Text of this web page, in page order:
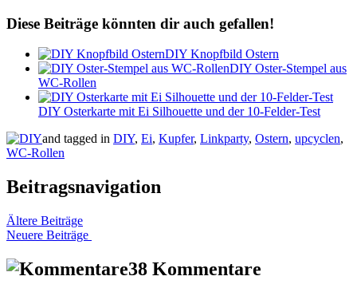
Diese Beiträge könnten dir auch gefallen!
DIY Knopfbild Ostern
DIY Oster-Stempel aus
WC-Rollen
DIY Osterkarte mit Ei Silhouette und der 10-Felder-Test
and tagged in DIY, Ei, Kupfer, Linkparty, Ostern, upcyclen,
WC-Rollen
Beitragsnavigation
Ältere Beiträge
Neuere Beiträge
38 Kommentare